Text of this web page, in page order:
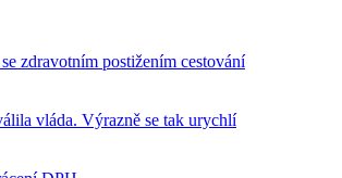
zdravotním postižením cestování
vláda. Výrazně se tak urychlí